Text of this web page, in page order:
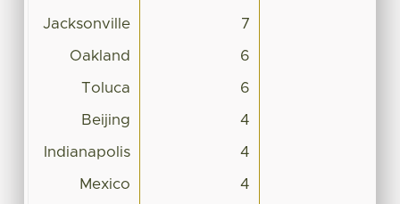
Jacksonville 7
Oakland 6
Toluca 6
Beijing 4
Indianapolis 4
Mexico 4